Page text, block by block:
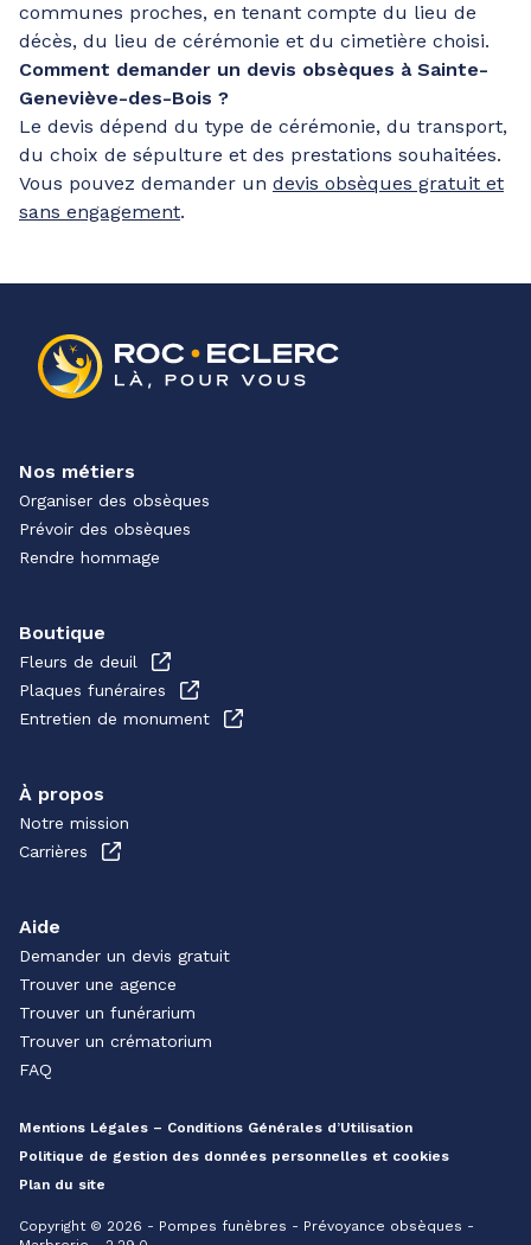
communes proches, en tenant compte du lieu de
décès, du lieu de cérémonie et du cimetière choisi.
Comment demander un devis obsèques à Sainte-
Geneviève-des-Bois ?
Le devis dépend du type de cérémonie, du transport,
du choix de sépulture et des prestations souhaitées.
Vous pouvez demander un devis obsèques gratuit et
sans engagement.
Nos métiers
Organiser des obsèques
Prévoir des obsèques
Rendre hommage
Boutique
Fleurs de deuil
Plaques funéraires
Entretien de monument
À propos
Notre mission
Carrières
Aide
Demander un devis gratuit
Trouver une agence
Trouver un funérarium
Trouver un crématorium
FAQ
Mentions Légales – Conditions Générales d’Utilisation
Politique de gestion des données personnelles et cookies
Plan du site
Copyright © 2026 - Pompes funèbres - Prévoyance obsèques -